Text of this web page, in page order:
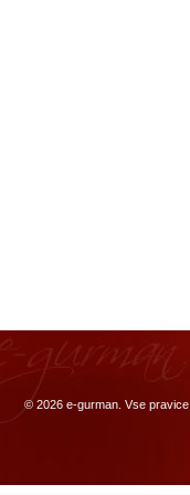
© 2026 e-gurman . Vse